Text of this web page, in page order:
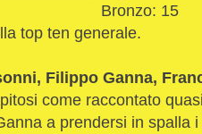
Bronzo: 15
top ten generale.
Filippo Ganna,
come raccontato
a prendersi in spalla